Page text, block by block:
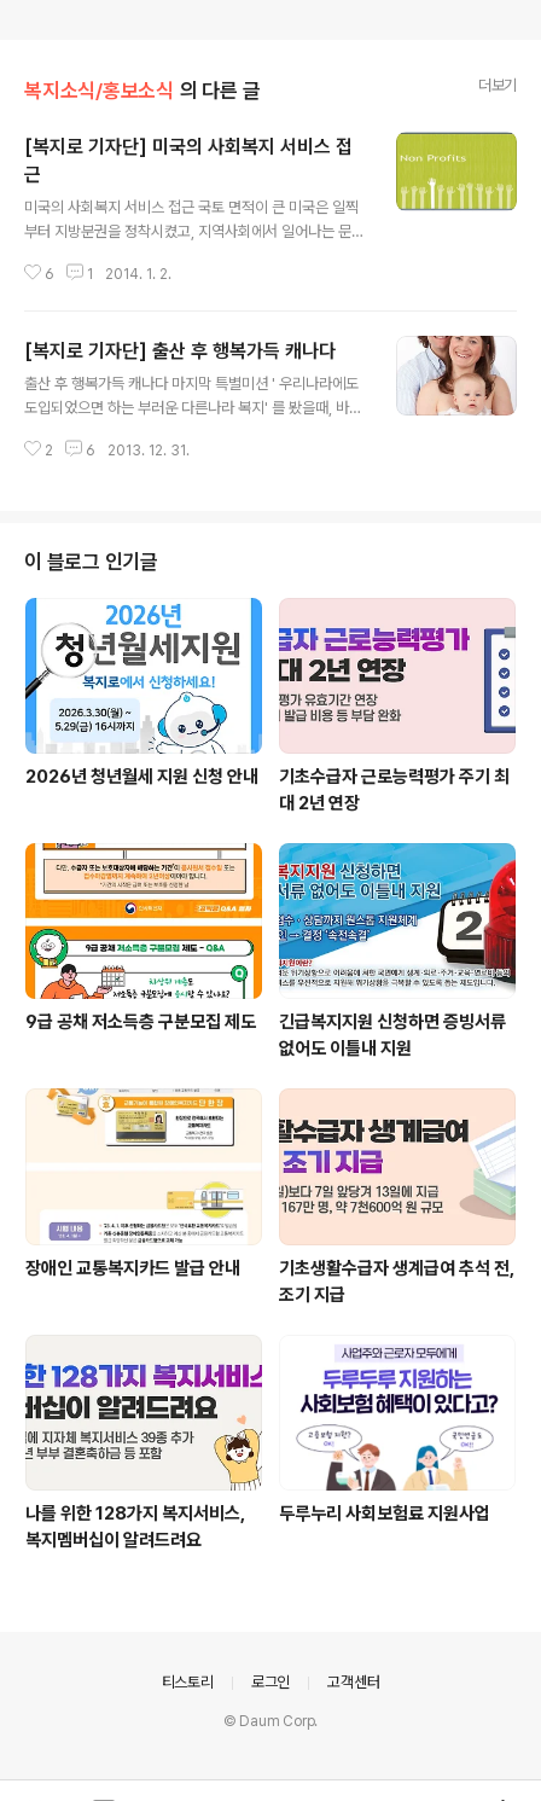
복지소식/홍보소식 의 다른 글 더보기
[복지로 기자단] 미국의 사회복지 서비스 접
근
미국의 사회복지 서비스 접근 국토 면적이 큰 미국은 일찍
부터 지방분권을 정착시켰고, 지역사회에서 일어나는 문제
정책이라 하면 공적인 의미가 큰 우리나라와 비교해 미국
비스뿐만 아니라 비영리 단체가 제공하는 서비스가 있습니
다. 내가 가진 자산과 소득의 일부를 세금을 통하여 타인에
게나누어주기보다 스스로 선택한 비영리 단체에 기부하여
리 단체들과 긴밀하게 일합니다. 지역사회에서 살아가는
6 1 2014. 1. 2.
[복지로 기자단] 출산 후 행복가득 캐나다
출산 후 행복가득 캐나다 마지막 특별미션 ' 우리나라에도
도입되었으면 하는 부러운 다른나라 복지' 를 봤을때, 바로
지' 애초에 은퇴 및 노인연금에 관심이 많아 ' 은퇴 및 노인
적인 복지로 저출산 현상을 막아보아요!! 캐나다의 임산부
를 위한 복지, 무엇이 있을까요? :) (1) 의료품을 제외한 모
든 신생아 용품의 제공. 입원기간 동안, 산모를 위한 영양식
단뿐만 아니라 신생아를 위한 기저귀, 간단한 유아 옷, 젖병
등의 물품을 모자름 없이 제공됩니다. 신생아와 산모에게
필요한 ..
2 6 2013. 12. 31.
이 블로그 인기글
2026년 청년월세 지원 신청 안내
기초수급자 근로능력평가 주기 최
대 2년 연장
9급 공채 저소득층 구분모집 제도
긴급복지지원 신청하면 증빙서류
없어도 이틀내 지원
장애인 교통복지카드 발급 안내
기초생활수급자 생계급여 추석 전,
조기 지급
나를 위한 128가지 복지서비스,
복지멤버십이 알려드려요
두루누리 사회보험료 지원사업
티스토리 로그인 고객센터
© Daum Corp.